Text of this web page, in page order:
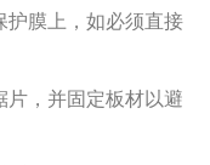
护膜上，如必须直接
片，并固定板材以避